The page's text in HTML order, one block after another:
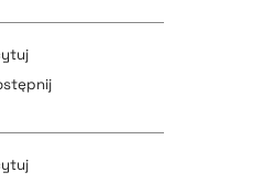
cytat
cytat
cytat
cytat